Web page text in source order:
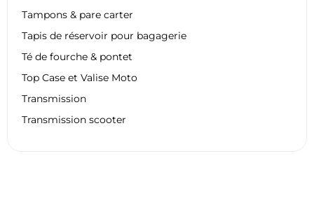
Tampons & pare carter
Tapis de réservoir pour bagagerie
Té de fourche & pontet
Top Case et Valise Moto
Transmission
Transmission scooter